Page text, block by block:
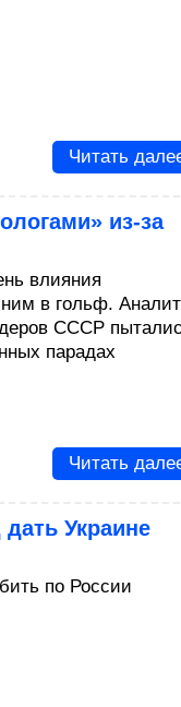
Читать
из-за
влияния
в гольф.
СССР
парадах
Читать
Украине
по России